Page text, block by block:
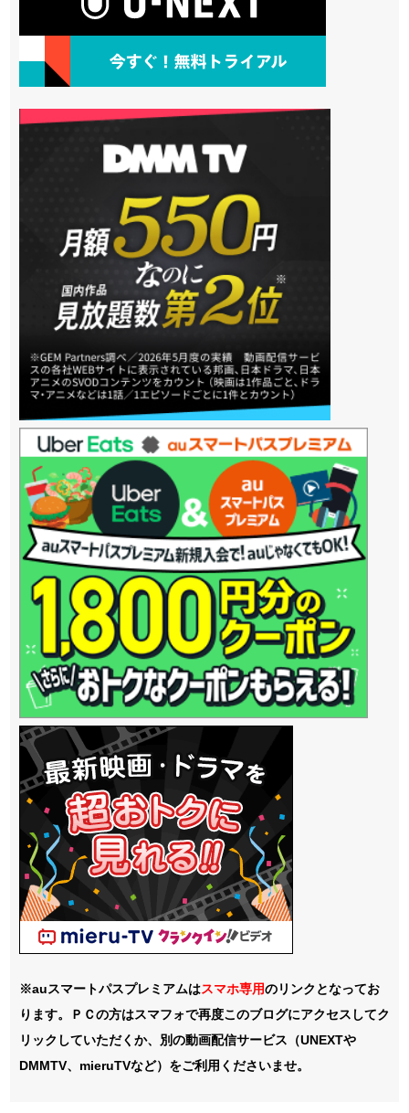
※auスマートパスプレミアムはスマホ専用のリンクとなってお
ります。ＰＣの方はスマフォで再度このブログにアクセスしてク
リックしていただくか、別の動画配信サービス（UNEXTや
DMMTV、mieruTVなど）をご利用くださいませ。